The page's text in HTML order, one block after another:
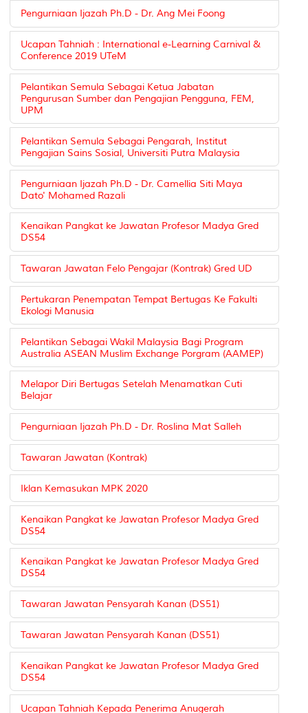
Pengurniaan Ijazah Ph.D - Dr. Ang Mei Foong
Ucapan Tahniah : International e-Learning Carnival &
Conference 2019 UTeM
Pelantikan Semula Sebagai Ketua Jabatan
Pengurusan Sumber dan Pengajian Pengguna, FEM,
UPM
Pelantikan Semula Sebagai Pengarah, Institut
Pengajian Sains Sosial, Universiti Putra Malaysia
Pengurniaan Ijazah Ph.D - Dr. Camellia Siti Maya
Dato' Mohamed Razali
Kenaikan Pangkat ke Jawatan Profesor Madya Gred
DS54
Tawaran Jawatan Felo Pengajar (Kontrak) Gred UD
Pertukaran Penempatan Tempat Bertugas Ke Fakulti
Ekologi Manusia
Pelantikan Sebagai Wakil Malaysia Bagi Program
Australia ASEAN Muslim Exchange Porgram (AAMEP)
Melapor Diri Bertugas Setelah Menamatkan Cuti
Belajar
Pengurniaan Ijazah Ph.D - Dr. Roslina Mat Salleh
Tawaran Jawatan (Kontrak)
Iklan Kemasukan MPK 2020
Kenaikan Pangkat ke Jawatan Profesor Madya Gred
DS54
Kenaikan Pangkat ke Jawatan Profesor Madya Gred
DS54
Tawaran Jawatan Pensyarah Kanan (DS51)
Tawaran Jawatan Pensyarah Kanan (DS51)
Kenaikan Pangkat ke Jawatan Profesor Madya Gred
DS54
Ucapan Tahniah Kepada Penerima Anugerah